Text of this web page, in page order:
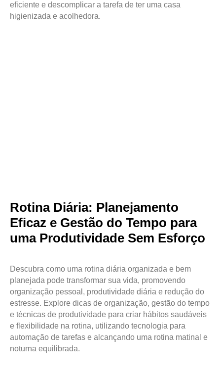
eficiente e descomplicar a tarefa de ter uma casa
higienizada e acolhedora.
Rotina Diária: Planejamento
Eficaz e Gestão do Tempo para
uma Produtividade Sem Esforço
Descubra como uma rotina diária organizada e bem
planejada pode transformar sua vida, promovendo
organização pessoal, produtividade diária e redução do
estresse. Explore dicas de organização, gestão do tempo
e técnicas de produtividade para criar hábitos saudáveis
e flexibilidade na rotina, utilizando tecnologia para
automação de tarefas e alcançando uma rotina matinal e
noturna equilibrada.